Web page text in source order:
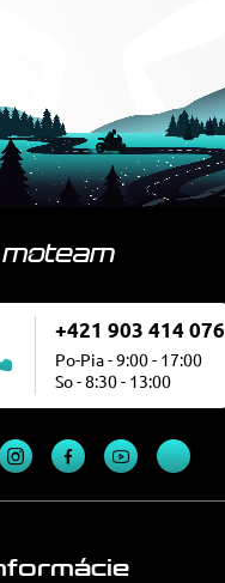
+421 903 414 076
Po-Pia - 9:00 - 17:00
So - 8:30 - 13:00